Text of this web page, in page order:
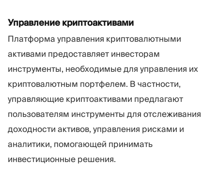
Управление криптоактивами
Платформа управления криптовалютными
активами предоставляет инвесторам
инструменты, необходимые для управления их
криптовалютным портфелем. В частности,
управляющие криптоактивами предлагают
пользователям инструменты для отслеживания
доходности активов, управления рисками и
аналитики, помогающей принимать
инвестиционные решения.